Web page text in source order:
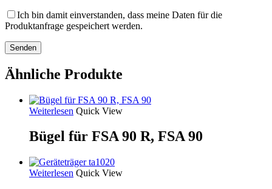
Ich bin damit einverstanden, dass meine Daten für die
Produktanfrage gespeichert werden.
Ähnliche Produkte
Weiterlesen Quick View
Bügel für FSA 90 R, FSA 90
Weiterlesen Quick View